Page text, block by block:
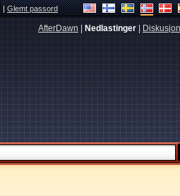
|Glemt passord
AfterDawn Nedlastinger Diskusjon